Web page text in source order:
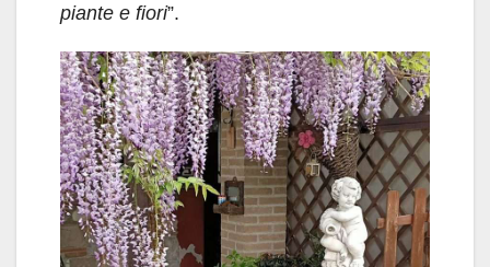
piante e fiori”.